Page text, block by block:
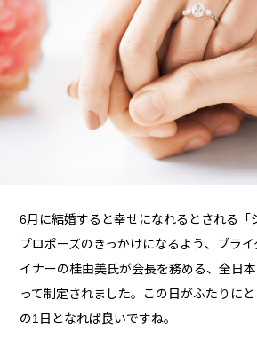
6月に結婚すると幸せになれるとされる「
プロポーズのきっかけになるよう、ブラ
イナーの桂由美氏が会長を務める、全日
って制定されました。この日がふたりに
の1日となれば良いですね。